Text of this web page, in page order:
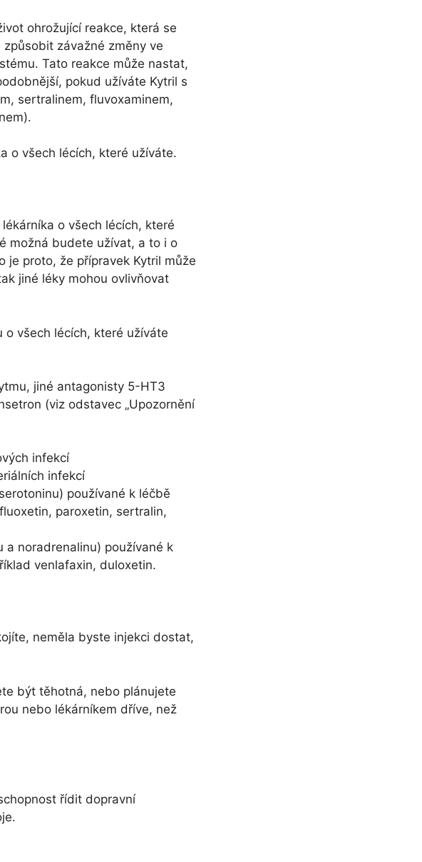
ohrožující reakce, která se
závažné změny ve
Tato reakce může nastat,
pokud užíváte Kytril s
sertralinem, fluvoxaminem,
o všech lécích, které užíváte.
o všech lécích, které
možná budete užívat, a to i o
je proto, že přípravek Kytril může
jiné léky mohou ovlivňovat
všech lécích, které užíváte
jiné antagonisty 5-HT3
(viz odstavec „Upozornění
infekcí
infekcí
používané k léčbě
paroxetin, sertralin,
a noradrenalinu) používané k
venlafaxin, duloxetin.
neměla byste injekci dostat,
být těhotná, nebo plánujete
nebo lékárníkem dříve, než
řídit dopravní